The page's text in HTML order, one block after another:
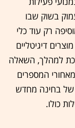
בשוק שבו
רק עוד כלי
דיגיטליים
למהלך, השאלה
המספרים
של בחינה מחדש
כולו.